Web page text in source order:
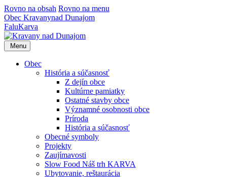
Rovno na obsah Rovno na menu
Obec Kravanynad Dunajom
FaluKarva
Menu
Obec
História a súčasnosť
Z dejín obce
Kultúrne pamiatky
Ostatné stavby obce
Významné osobnosti obce
Príroda
História a súčasnosť
Obecné symboly
Projekty
Zaujímavosti
Slow Food Náš trh KARVA
Ubytovanie, reštaurácia